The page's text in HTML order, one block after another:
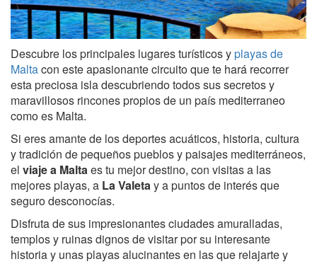
Descubre los principales lugares turísticos yplayas de
Maltacon este apasionante circuito que te hará recorrer
esta preciosa isla descubriendo todos sus secretos y
maravillosos rincones propios de un país mediterraneo
como es Malta.
Si eres amante de los deportes acuáticos, historia, cultura
y tradición de pequeños pueblos y paisajes mediterráneos,
el viaje a Maltaes tu mejor destino, con visitas a las
mejores playas, a La Valetay a puntos de interés que
seguro desconocías.
Disfruta de sus impresionantes ciudades amuralladas,
templos y ruinas dignos de visitar por su interesante
historia y unas playas alucinantes en las que relajarte y